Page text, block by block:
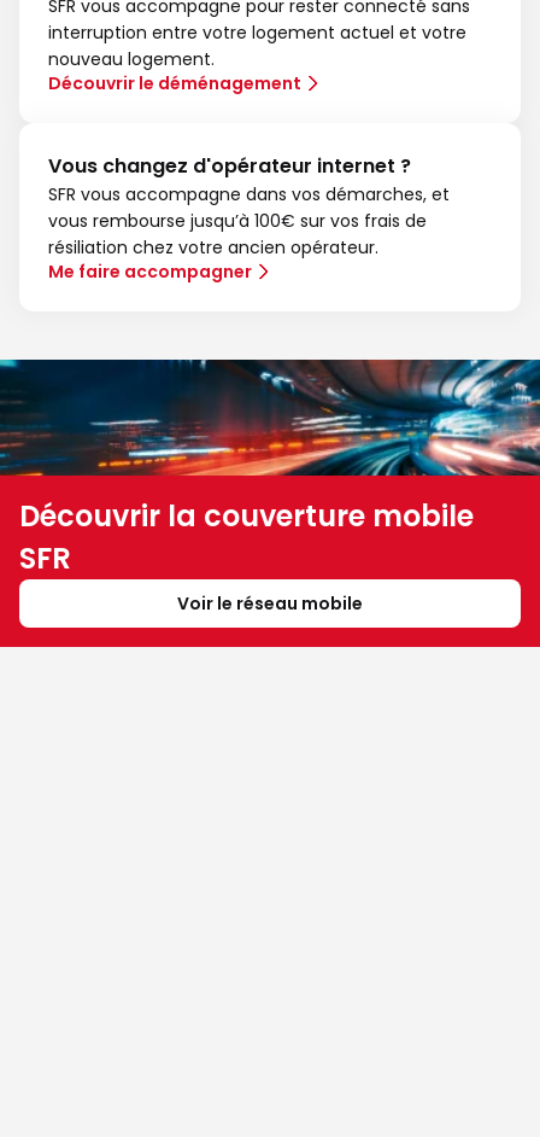
SFR vous accompagne pour rester connecté sans
interruption entre votre logement actuel et votre
nouveau logement.
Découvrir le déménagement
Vous changez d'opérateur internet ?
SFR vous accompagne dans vos démarches, et
vous rembourse jusqu’à 100€ sur vos frais de
résiliation chez votre ancien opérateur.
Me faire accompagner
Découvrir la couverture mobile
SFR
Voir le réseau mobile